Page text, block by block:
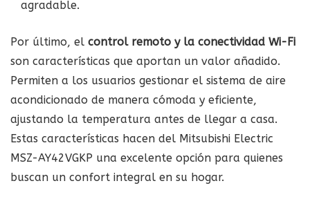
agradable.
Por último, el control remoto y la conectividad Wi-Fi
son características que aportan un valor añadido.
Permiten a los usuarios gestionar el sistema de aire
acondicionado de manera cómoda y eficiente,
ajustando la temperatura antes de llegar a casa.
Estas características hacen del Mitsubishi Electric
MSZ-AY42VGKP una excelente opción para quienes
buscan un confort integral en su hogar.